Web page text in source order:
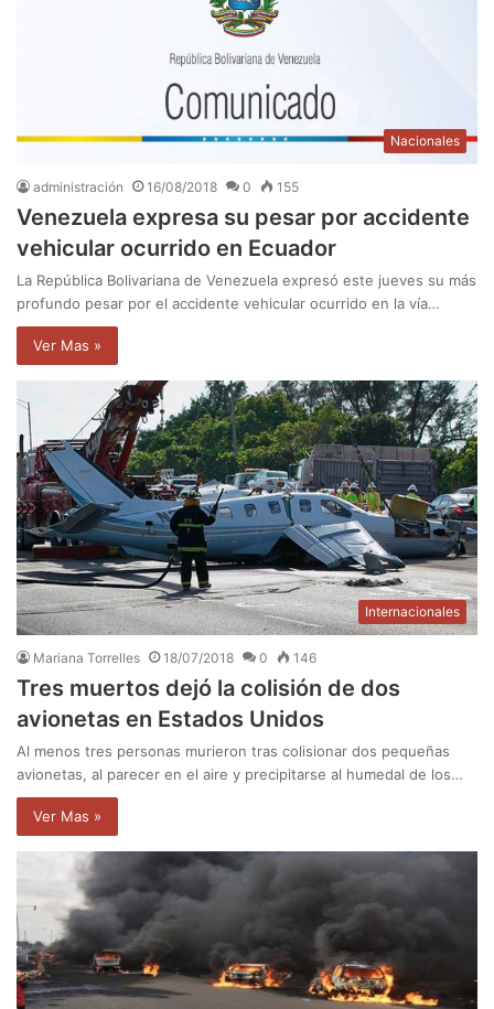
Nacionales
administración 16/08/2018 0 155
Venezuela expresa su pesar por accidente
vehicular ocurrido en Ecuador
La República Bolivariana de Venezuela expresó este jueves su más
profundo pesar por el accidente vehicular ocurrido en la vía…
Ver Mas »
Internacionales
Mariana Torrelles 18/07/2018 0 146
Tres muertos dejó la colisión de dos
avionetas en Estados Unidos
Al menos tres personas murieron tras colisionar dos pequeñas
avionetas, al parecer en el aire y precipitarse al humedal de los…
Ver Mas »